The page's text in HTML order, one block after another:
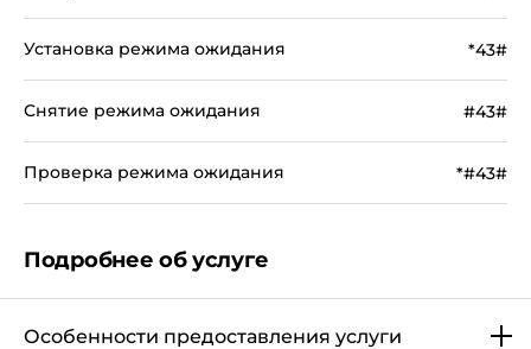
Установка режима ожидания *43#
Снятие режима ожидания #43#
Проверка режима ожидания *#43#
Подробнее об услуге
Особенности предоставления услуги